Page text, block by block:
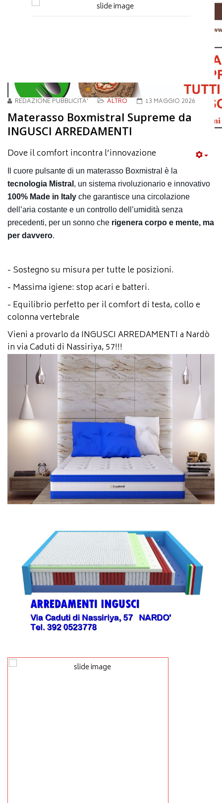
REDAZIONE PUBBLICITA' ALTRO 13 MAGGIO 2026
Materasso Boxmistral Supreme da
INGUSCI ARREDAMENTI
Dove il comfort incontra l’innovazione
Il cuore pulsante di un materasso Boxmistral è la
tecnologia Mistral , un sistema rivoluzionario e innovativo
100% Made in Italy che garantisce una circolazione
dell’aria costante e un controllo dell’umidità senza
precedenti, per un sonno che rigenera corpo e mente, ma
per davvero.
- Sostegno su misura per tutte le posizioni.
- Massima igiene: stop acari e batteri.
- Equilibrio perfetto per il comfort di testa, collo e
colonna vertebrale
Vieni a provarlo da INGUSCI ARREDAMENTI a Nardò
in via Caduti di Nassiriya, 57!!!